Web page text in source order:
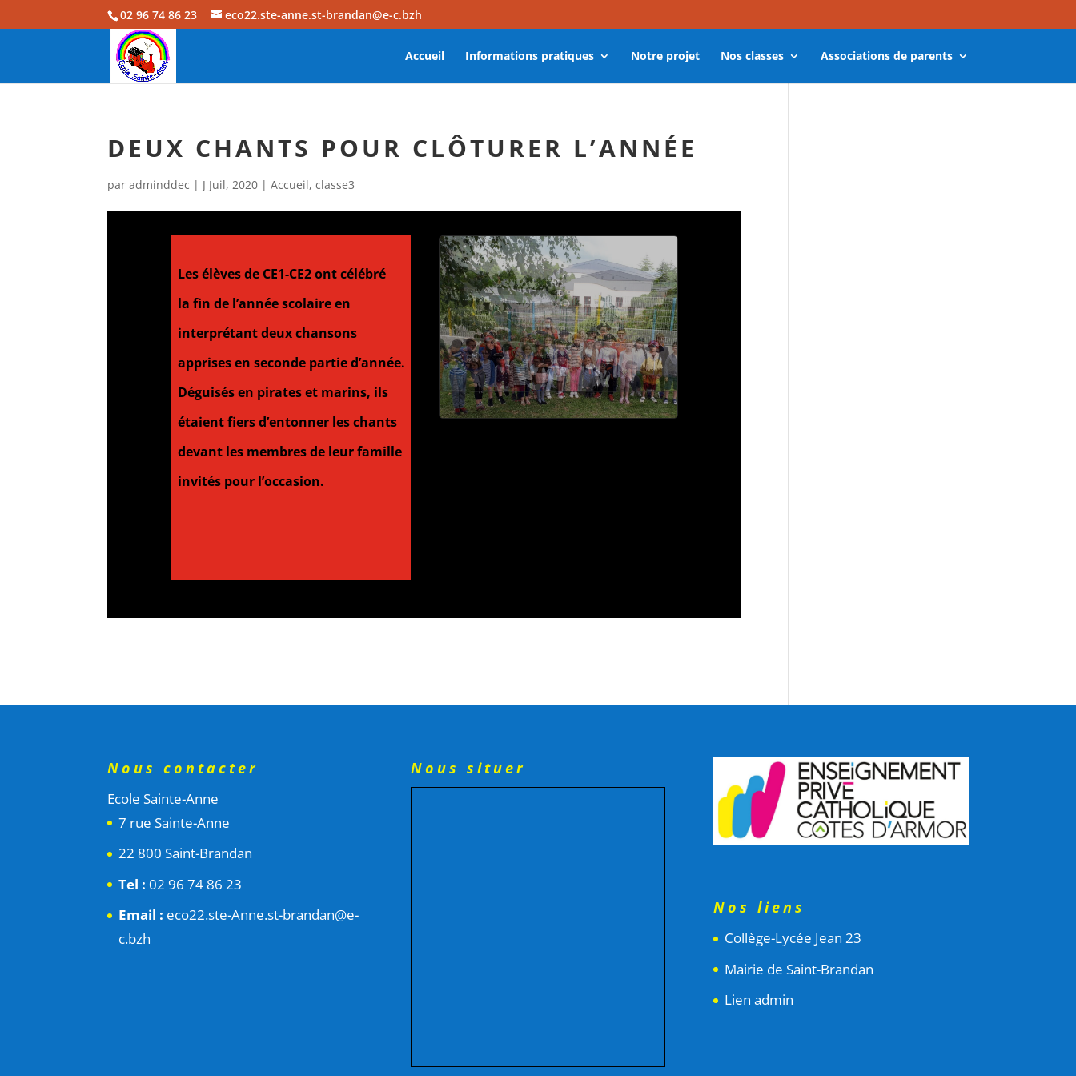
02 96 74 86 23 eco22.ste-anne.st-brandan@e-c.bzh
Accueil Informations pratiques Notre projet Nos classes Associations de parents
DEUX CHANTS POUR CLÔTURER L’ANNÉE
paradminddec | J Juil, 2020 |Accueil,classe3
Les élèves de CE1-CE2 ont célébré
la fin de l’année scolaire en
interprétant deux chansons
apprises en seconde partie d’année.
Déguisés en pirates et marins, ils
étaientfiersd’entonner les chants
devant les membres de leurfamille
invités pour l’occasion.
Nous contacter
Ecole Sainte-Anne
7 rue Sainte-Anne
22 800 Saint-Brandan
Tel : 02 96 74 86 23
Email : eco22.ste-Anne.st-brandan@e-
c.bzh
Nous situer
Nos liens
Collège-Lycée Jean 23
Mairie de Saint-Brandan
Lien admin